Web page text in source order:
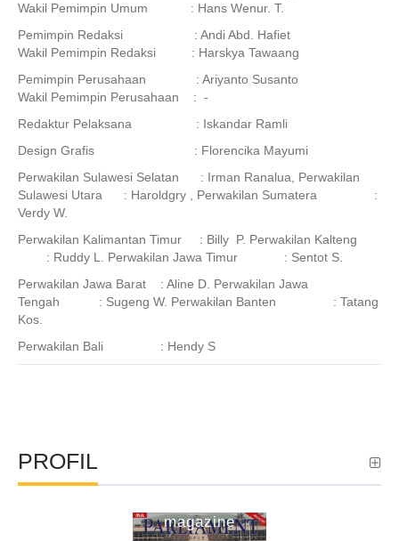
Wakil Pemimpin Umum : Hans Wenur. T.
Pemimpin Redaksi : Andi Abd. Hafiet
Wakil Pemimpin Redaksi : Harskya Tawaang
Pemimpin Perusahaan : Ariyanto Susanto
Wakil Pemimpin Perusahaan : -
Redaktur Pelaksana : Iskandar Ramli
Design Grafis : Florencika Mayumi
Perwakilan Sulawesi Selatan : Irman Ranalua, Perwakilan
Sulawesi Utara : Haroldgry , Perwakilan Sumatera :
Verdy W.
Perwakilan Kalimantan Timur : Billy P. Perwakilan Kalteng
: Ruddy L. Perwakilan Jawa Timur : Sentot S.
Perwakilan Jawa Barat : Aline D. Perwakilan Jawa
Tengah : Sugeng W. Perwakilan Banten : Tatang
Kos.
Perwakilan Bali : Hendy S
PROFIL
magazine